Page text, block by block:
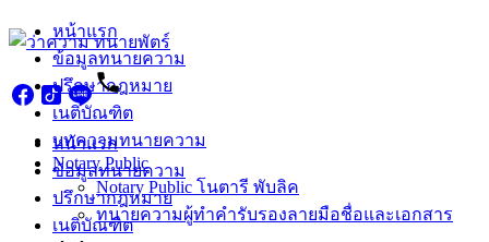
Skip
to
content
หน้าแรก
ข้อมูลทนายความ
ปรึกษากฎหมาย
เนติบัณฑิต
หน้าแรก
ข้อมูลทนายความ
ปรึกษากฎหมาย
เนติบัณฑิต
บทความทนายความ
Notary Public
Notary Public โนตารี พับลิค
ทนายความผู้ทำคำรับรองลายมือชื่อและเอกสาร